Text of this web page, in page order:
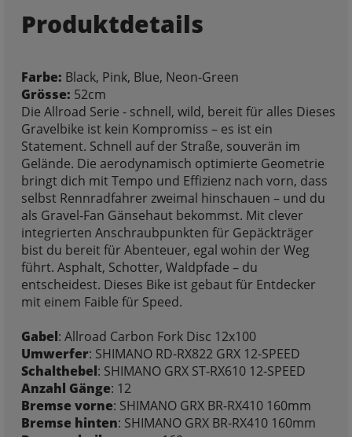
Produktdetails
Farbe: Black, Pink, Blue, Neon-Green
Grösse: 52cm
Die Allroad Serie - schnell, wild, bereit für alles Dieses
Gravelbike ist kein Kompromiss – es ist ein
Statement. Schnell auf der Straße, souverän im
Gelände. Die aerodynamisch optimierte Geometrie
bringt dich mit Tempo und Effizienz nach vorn, dass
selbst Rennradfahrer zweimal hinschauen – und du
als Gravel-Fan Gänsehaut bekommst. Mit clever
integrierten Anschraubpunkten für Gepäckträger
bist du bereit für Abenteuer, egal wohin der Weg
führt. Asphalt, Schotter, Waldpfade – du
entscheidest. Dieses Bike ist gebaut für Entdecker
mit einem Faible für Speed.
Gabel: Allroad Carbon Fork Disc 12x100
Umwerfer: SHIMANO RD-RX822 GRX 12-SPEED
Schalthebel: SHIMANO GRX ST-RX610 12-SPEED
Anzahl Gänge: 12
Bremse vorne: SHIMANO GRX BR-RX410 160mm
Bremse hinten: SHIMANO GRX BR-RX410 160mm